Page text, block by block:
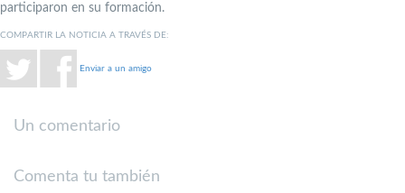
participaron en su formación.
COMPARTIR LA NOTICIA A TRAVÉS DE:
Enviar a un amigo
Un comentario
Comenta tu también